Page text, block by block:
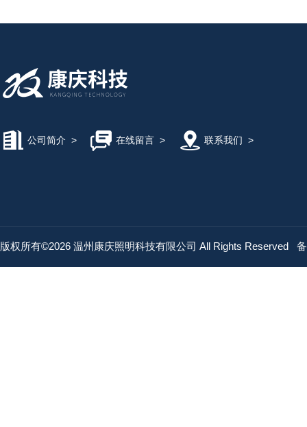
公司简介 > 在线留言> 联系我们 >
版权所有©2026 温州康庆照明科技有限公司 All Rights Reserved